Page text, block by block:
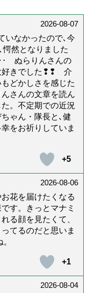
2026-08-07
いなかったので､今
愕然となりました
･ ぬらりんさんの
好きでした❢❢ 介
どかしさを感じた
さんの文章を読ん
。不定期での近況
ゃん・隊長と､健
をお祈りしていま
+5
2026-08-06
花を届けたくなる
す。きっとマナミ
る顔を見たくて、
てるのだと思いま
+1
2026-08-04